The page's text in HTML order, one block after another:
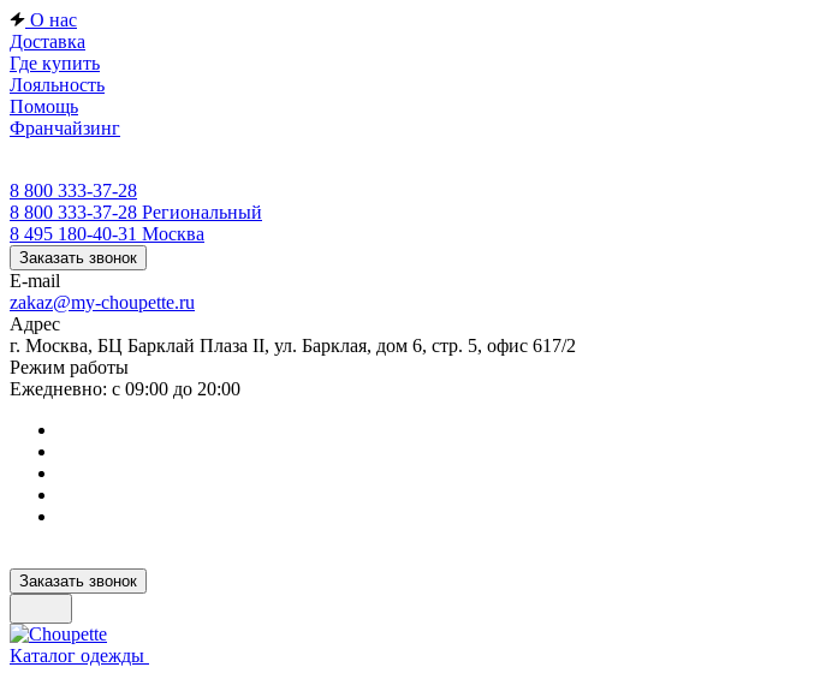
О нас
Доставка
Где купить
Лояльность
Помощь
Франчайзинг
8 800 333-37-28
8 800 333-37-28 Региональный
8 495 180-40-31 Москва
Заказать звонок
E-mail
zakaz@my-choupette.ru
Адрес
г. Москва, БЦ Барклай Плаза II, ул. Барклая, дом 6, стр. 5, офис 617/2
Режим работы
Ежедневно: с 09:00 до 20:00
Заказать звонок
Каталог одежды